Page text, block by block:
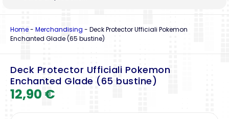
Home- Merchandising - Deck Protector Ufficiali Pokemon
Enchanted Glade (65 bustine)
Deck Protector Ufficiali Pokemon
Enchanted Glade (65 bustine)
12,90 €